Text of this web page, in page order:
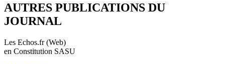
AUTRES PUBLICATIONS DU
JOURNAL
Les Echos.fr (Web)
en Constitution SASU